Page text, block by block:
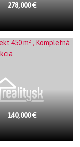
278,000 €
140,000 €